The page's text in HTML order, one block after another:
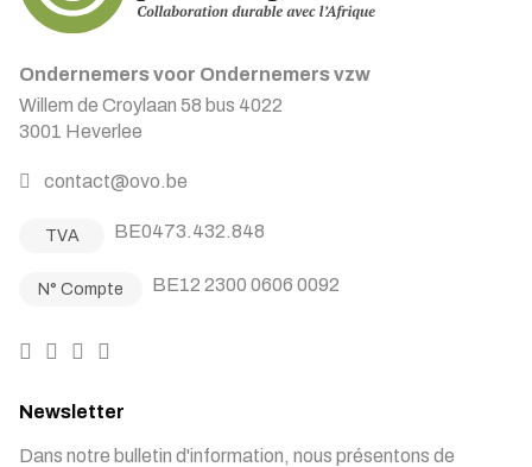
Ondernemers voor Ondernemers vzw
Willem de Croylaan 58 bus 4022
3001 Heverlee
contact@ovo.be
TVA BE0473.432.848
N° Compte BE12 2300 0606 0092
Newsletter
Dans notre bulletin d'information, nous présentons de